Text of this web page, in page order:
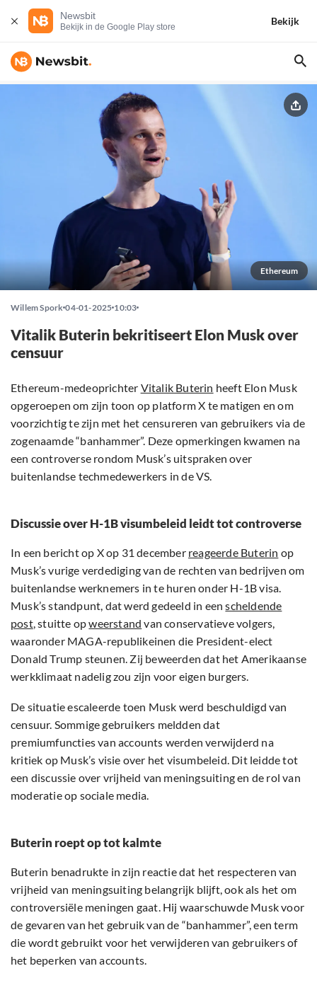
Newsbit
Bekijk in de Google Play store
Bekijk
Ethereum
Willem Spork 04-01-2025 10:03
Vitalik Buterin bekritiseert Elon Musk over
censuur
Ethereum-medeoprichter Vitalik Buterin heeft Elon Musk
opgeroepen om zijn toon op platform X te matigen en om
voorzichtig te zijn met het censureren van gebruikers via de
zogenaamde “banhammer”. Deze opmerkingen kwamen na
een controverse rondom Musk’s uitspraken over
buitenlandse techmedewerkers in de VS.
Discussie over H-1B visumbeleid leidt tot controverse
In een bericht op X op 31 december reageerde Buterin op
Musk’s vurige verdediging van de rechten van bedrijven om
buitenlandse werknemers in te huren onder H-1B visa.
Musk’s standpunt, dat werd gedeeld in eenscheldende
post, stuitte opweerstand van conservatieve volgers,
waaronder MAGA-republikeinen die President-elect
Donald Trump steunen. Zij beweerden dat het Amerikaanse
werkklimaat nadelig zou zijn voor eigen burgers.
De situatie escaleerde toen Musk werd beschuldigd van
censuur. Sommige gebruikers meldden dat
premiumfuncties van accounts werden verwijderd na
kritiek op Musk’s visie over het visumbeleid. Dit leidde tot
een discussie over vrijheid van meningsuiting en de rol van
moderatie op sociale media.
Buterin roept op tot kalmte
Buterin benadrukte in zijn reactie dat het respecteren van
vrijheid van meningsuiting belangrijk blijft, ook als het om
controversiële meningen gaat. Hij waarschuwde Musk voor
de gevaren van het gebruik van de “banhammer”, een term
die wordt gebruikt voor het verwijderen van gebruikers of
het beperken van accounts.